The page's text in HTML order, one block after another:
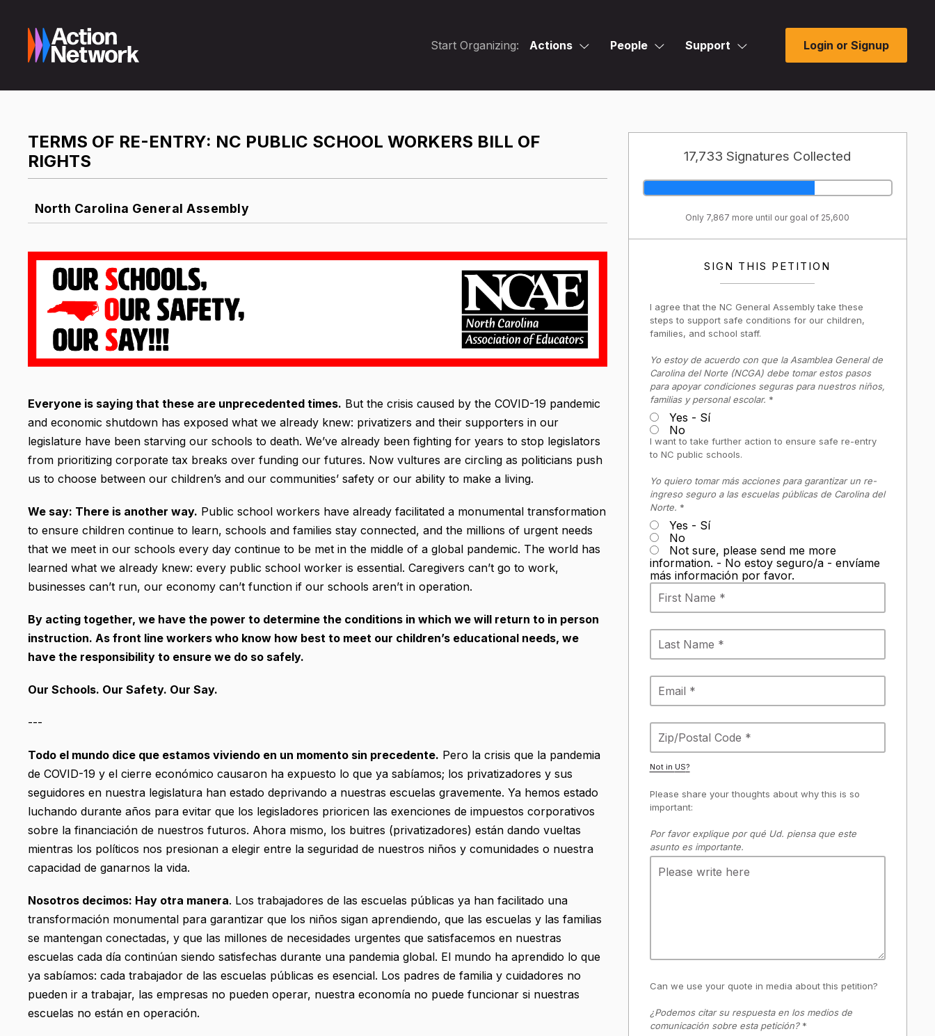
Start Organizing: Actions People Support Login or Signup
17,733 Signatures Collected
Only 7,867 more until our goal of 25,600
SIGN THIS PETITION
I agree that the NC General Assembly take these
steps to support safe conditions for our children,
families, and school staff.
Yo estoy de acuerdo con que la Asamblea General de
Carolina del Norte (NCGA) debe tomar estos pasos
para apoyar condiciones seguras para nuestros niños,
familias y personal escolar. *
Yes - Sí
No
I want to take further action to ensure safe re-entry
to NC public schools.
Yo quiero tomar más acciones para garantizar un re-
ingreso seguro a las escuelas públicas de Carolina del
Norte. *
Yes - Sí
No
Not sure, please send me more
information. - No estoy seguro/a - envíame
más información por favor.
Not in US?
Please share your thoughts about why this is so
important:
Por favor explique por qué Ud. piensa que este
asunto es importante.
Can we use your quote in media about this petition?
¿Podemos citar su respuesta en los medios de
comunicación sobre esta petición?*
TERMS OF RE-ENTRY: NC PUBLIC SCHOOL WORKERS BILL OF
RIGHTS
North Carolina General Assembly
Everyone is saying that these are unprecedented times. But the crisis caused by the COVID-19 pandemic
and economic shutdown has exposed what we already knew: privatizers and their supporters in our
legislature have been starving our schools to death. We’ve already been fighting for years to stop legislators
from prioritizing corporate tax breaks over funding our futures. Now vultures are circling as politicians push
us to choose between our children’s and our communities’ safety or our ability to make a living.
We say: There is another way. Public school workers have already facilitated a monumental transformation
to ensure children continue to learn, schools and families stay connected, and the millions of urgent needs
that we meet in our schools every day continue to be met in the middle of a global pandemic. The world has
learned what we already knew: every public school worker is essential. Caregivers can’t go to work,
businesses can’t run, our economy can’t function if our schools aren’t in operation.
By acting together, we have the power to determine the conditions in which we will return to in person
instruction. As front line workers who know how best to meet our children’s educational needs, we
have the responsibility to ensure we do so safely.
Our Schools. Our Safety. Our Say.
---
Todo el mundo dice que estamos viviendo en un momento sin precedente. Pero la crisis que la pandemia
de COVID-19 y el cierre económico causaron ha expuesto lo que ya sabíamos; los privatizadores y sus
seguidores en nuestra legislatura han estado deprivando a nuestras escuelas gravemente. Ya hemos estado
luchando durante años para evitar que los legisladores prioricen las exenciones de impuestos corporativos
sobre la financiación de nuestros futuros. Ahora mismo, los buitres (privatizadores) están dando vueltas
mientras los políticos nos presionan a elegir entre la seguridad de nuestros niños y comunidades o nuestra
capacidad de ganarnos la vida.
Nosotros decimos: Hay otra manera. Los trabajadores de las escuelas públicas ya han facilitado una
transformación monumental para garantizar que los niños sigan aprendiendo, que las escuelas y las familias
se mantengan conectadas, y que las millones de necesidades urgentes que satisfacemos en nuestras
escuelas cada día continúan siendo satisfechas durante una pandemia global. El mundo ha aprendido lo que
ya sabíamos: cada trabajador de las escuelas públicas es esencial. Los padres de familia y cuidadores no
pueden ir a trabajar, las empresas no pueden operar, nuestra economía no puede funcionar si nuestras
escuelas no están en operación.